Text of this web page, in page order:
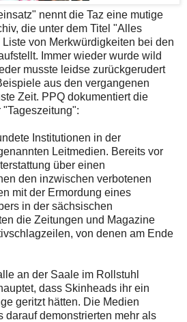
nennt die Taz eine mutige
die unter dem Titel "Alles
von Merkwürdigkeiten bei den
Immer wieder wurde wild
musste leidse zurückgerudert
aus den vergangenen
Zeit. PPQ dokumentiert die
Institutionen in der
Leitmedien. Bereits vor
über einen
den inzwischen verbotenen
mit der Ermordung eines
in der sächsischen
die Zeitungen und Magazine
von denen am Ende
an der Saale im Rollstuhl
dass Skinheads ihr ein
geritzt hätten. Die Medien
darauf demonstrierten mehr als